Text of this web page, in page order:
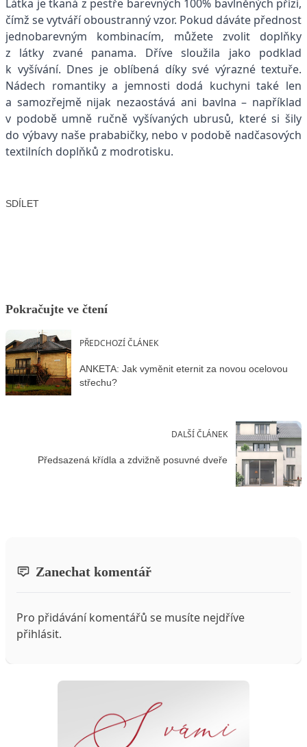
Látka je tkaná z pestře barevných 100% bavlněných přízí,
čímž se vytváří oboustranný vzor. Pokud dáváte přednost
jednobarevným kombinacím, můžete zvolit doplňky
z látky zvané panama. Dříve sloužila jako podklad
k vyšívání. Dnes je oblíbená díky své výrazné textuře.
Nádech romantiky a jemnosti dodá kuchyni také len
a samozřejmě nijak nezaostává ani bavlna – například
v podobě umně ručně vyšívaných ubrusů, které si šily
do výbavy naše prababičky, nebo v podobě nadčasových
textilních doplňků z modrotisku.
SDÍLET
Pokračujte ve čtení
PŘEDCHOZÍ ČLÁNEK
ANKETA: Jak vyměnit eternit za novou ocelovou
střechu?
DALŠÍ ČLÁNEK
Předsazená křídla a zdvižně posuvné dveře
Zanechat komentář
Pro přidávání komentářů se musíte nejdříve
přihlásit.